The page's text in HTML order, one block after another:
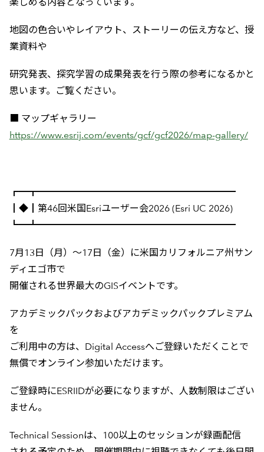
地図の色合いやレイアウト、ストーリーの伝え方など、授
業資料や
研究発表、探究学習の成果発表を行う際の参考になるかと
思います。ご覧ください。
■ マップギャラリー
https://www.esrij.com/events/gcf/gcf2026/map-gallery/
┏━┳━━━━━━━━━━━━━━━━━━━━━
┃◆┃第46回米国Esriユーザー会2026 (Esri UC 2026)
┗━┻━━━━━━━━━━━━━━━━━━━━━
7月13日（月）～17日（金）に米国カリフォルニア州サン
ディエゴ市で
開催される世界最大のGISイベントです。
アカデミックパックおよびアカデミックパックプレミアム
を
ご利用中の方は、Digital Accessへご登録いただくことで
無償でオンライン参加いただけます。
ご登録時にESRIIDが必要になりますが、人数制限はござい
ません。
Technical Sessionは、100以上のセッションが録画配信